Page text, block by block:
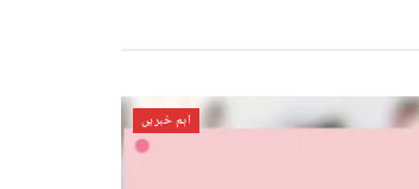
اہم خبریں